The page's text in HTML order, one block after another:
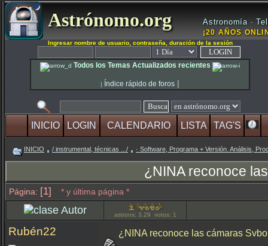
Astrónomo.org Astronomía ·
¡20 AÑOS
Ingresar nombre de usuario, contraseña, duración de la sesión
Todos los Temas Actualizados recientes
| Índice rápido de foros |
INICIO LOGIN CALENDARIO LISTA TAG'S
INICIO / instrumental, técnicas .../ · Software, Programa + Versión. Análisis,
¿NINA reconoce
Página: [1] * y última página *
Autor astrons: 3.29 votos: 1
Rubén22 ¿NINA reconoce las cámaras